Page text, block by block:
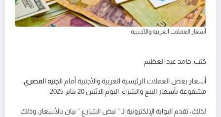
أسعار العملات العربية والأجنبية
كتب: حامد عبد العظيم
أسعار بعض العملات الرئيسية العربية والأجنبية أمام الجنيه المصري،
مشفوعة بأسعار البيع والشراء، اليوم الاثنين 20 يناير 2025.
لذلك، تقدم البوابة الإلكترونية لـ ” نبض الشارع ” بيان بالأسعار، وذلك